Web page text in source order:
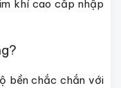
khí cao cấp nhập
bền chắc chắn với